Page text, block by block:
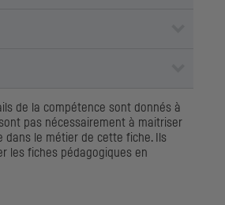
de la compétence sont donnés à
pas nécessairement à maitriser
dans le métier de cette fiche. Ils
les fiches pédagogiques en